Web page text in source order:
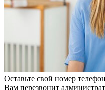
Оставьте свой номер
Вам перезвонит